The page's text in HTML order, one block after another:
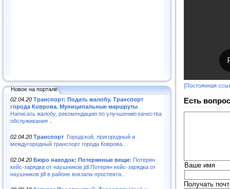
Новое на портале
02.04.20 Транспорт: Подать жалобу. Транспорт
города Коврова. Муниципальные маршруты
Написать жалобу, рекомендацию по улучшению качества
обслуживания ..
02.04.20 Транспорт .Городской, пригородный и
междугородный транспорт города Коврова..
02.04.20 Бюро находок: Потерянные вещи: Потерян
кейс-зарядка от наушников jdl.Потерян кейс-зарядка от
наушников jdl в районе вокзала-проспекта..
[Постоянная
Есть
Ваше имя
Получать